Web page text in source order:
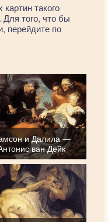
такого
Для того, что бы
перейдите по
и Далила —
ван Дейк